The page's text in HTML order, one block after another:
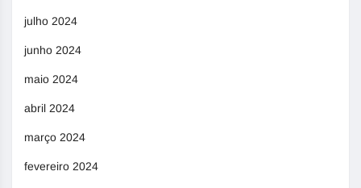
julho 2024
junho 2024
maio 2024
abril 2024
março 2024
fevereiro 2024